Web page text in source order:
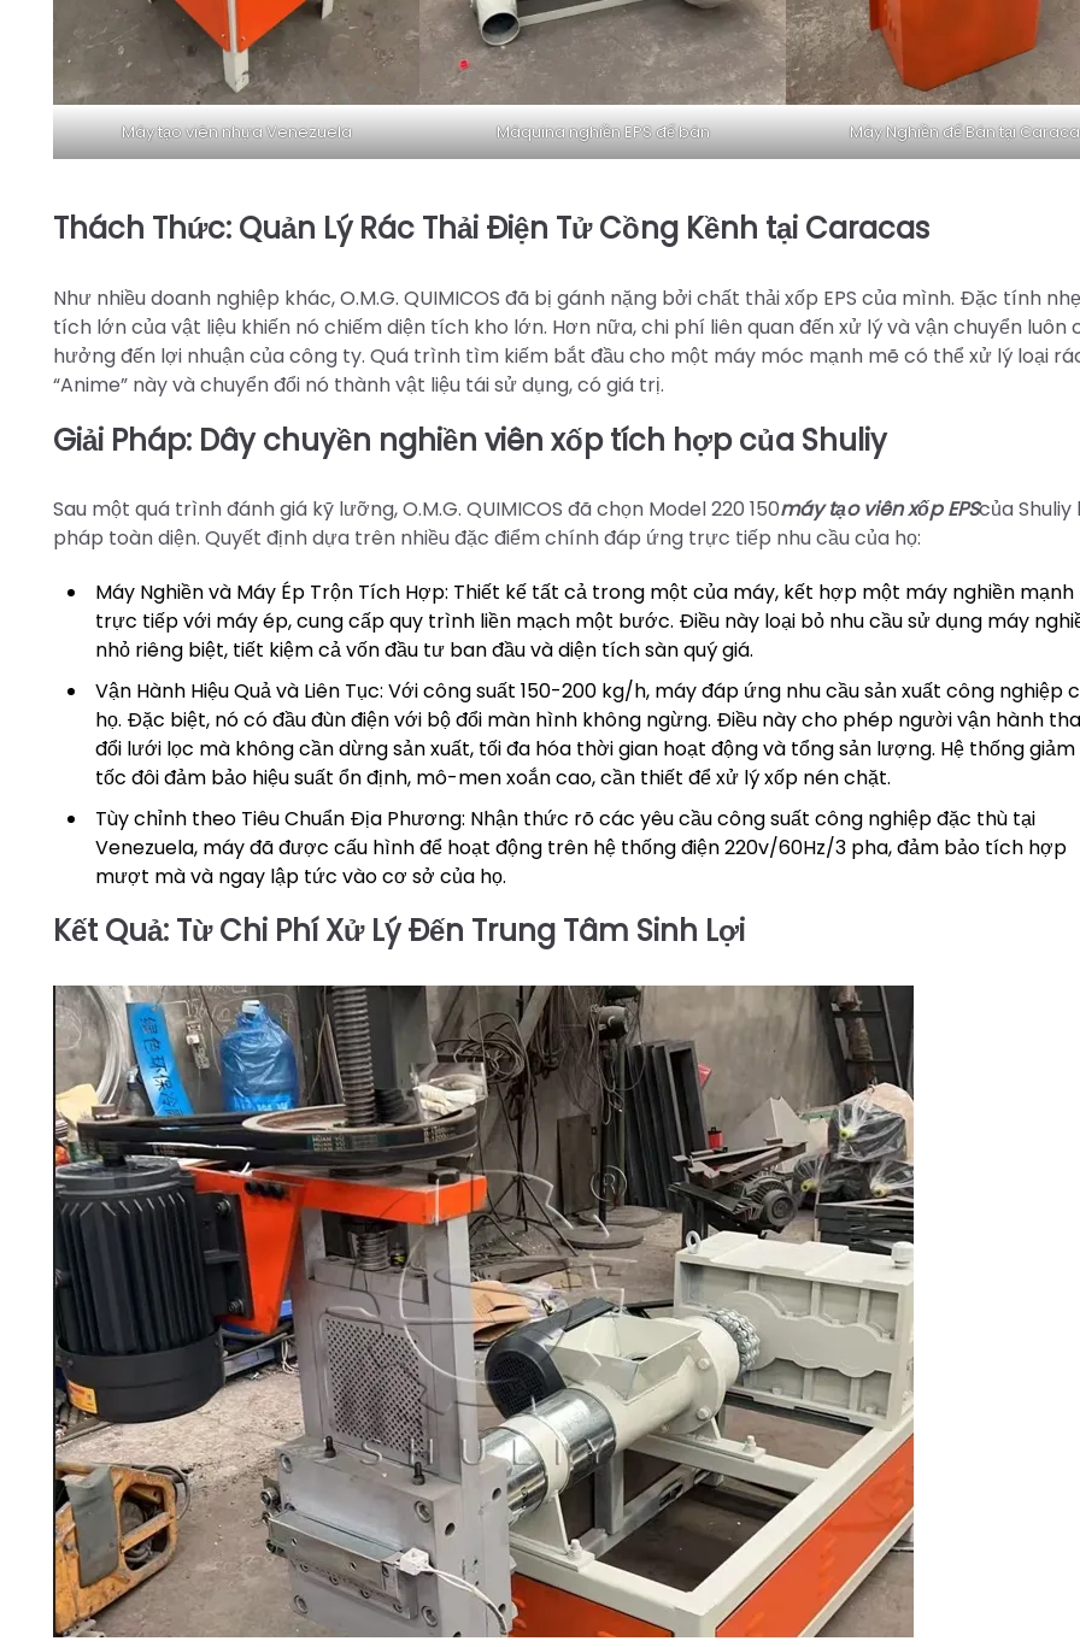
Máy tạo viên nhựa Venezuela Máquina nghiền EPS để bán Máy Nghiền để Bán tại
Thách Thức: Quản Lý Rác Thải Điện Tử Cồng Kềnh tại Caracas
Như nhiều doanh nghiệp khác, O.M.G. QUIMICOS đã bị gánh nặng bởi chất thải xốp EPS của mình. Đặc tính
tích lớn của vật liệu khiến nó chiếm diện tích kho lớn. Hơn nữa, chi phí liên quan đến xử lý và vận chuyển luôn
hưởng đến lợi nhuận của công ty. Quá trình tìm kiếm bắt đầu cho một máy móc mạnh mẽ có thể xử lý loại
“Anime” này và chuyển đổi nó thành vật liệu tái sử dụng, có giá trị.
Giải Pháp: Dây chuyền nghiền viên xốp tích hợp của Shuliy
Sau một quá trình đánh giá kỹ lưỡng, O.M.G. QUIMICOS đã chọn Model 220 150máy tạo viên xốp EPScủa Shuliy
pháp toàn diện. Quyết định dựa trên nhiều đặc điểm chính đáp ứng trực tiếp nhu cầu của họ:
Máy Nghiền và Máy Ép Trộn Tích Hợp: Thiết kế tất cả trong một của máy, kết hợp một máy nghiền
trực tiếp với máy ép, cung cấp quy trình liền mạch một bước. Điều này loại bỏ nhu cầu sử dụng máy
nhỏ riêng biệt, tiết kiệm cả vốn đầu tư ban đầu và diện tích sàn quý giá.
Vận Hành Hiệu Quả và Liên Tục: Với công suất 150-200 kg/h, máy đáp ứng nhu cầu sản xuất công nghiệp
họ. Đặc biệt, nó có đầu đùn điện với bộ đổi màn hình không ngừng. Điều này cho phép người vận hành
đổi lưới lọc mà không cần dừng sản xuất, tối đa hóa thời gian hoạt động và tổng sản lượng. Hệ thống giảm
tốc đôi đảm bảo hiệu suất ổn định, mô-men xoắn cao, cần thiết để xử lý xốp nén chặt.
Tùy chỉnh theo Tiêu Chuẩn Địa Phương: Nhận thức rõ các yêu cầu công suất công nghiệp đặc thù tại
Venezuela, máy đã được cấu hình để hoạt động trên hệ thống điện 220v/60Hz/3 pha, đảm bảo tích hợp
mượt mà và ngay lập tức vào cơ sở của họ.
Kết Quả: Từ Chi Phí Xử Lý Đến Trung Tâm Sinh Lợi